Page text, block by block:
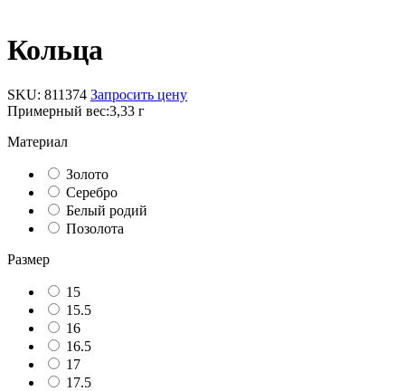
Кольца
SKU: 811374 Запросить цену
Примерный вес:3,33 г
Материал
Золото
Серебро
Белый родий
Позолота
Размер
15
15.5
16
16.5
17
17.5